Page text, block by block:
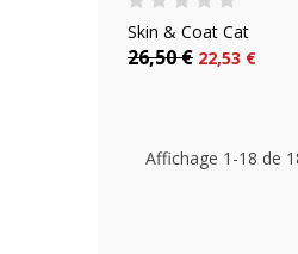
Skin & Coat Cat
26,50 € 22,53 €
Affichage 1-18 de